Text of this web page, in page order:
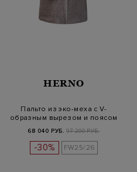
HERNO
Пальто из эко-меха с V-
образным вырезом и поясом
68 040 РУБ. 97 200 РУБ.
-30% FW25/26